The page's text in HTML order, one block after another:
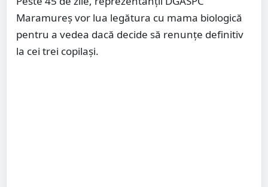
Maramureș vor lua legătura cu mama biologică
pentru a vedea dacă decide să renunțe definitiv
la cei trei copilași.